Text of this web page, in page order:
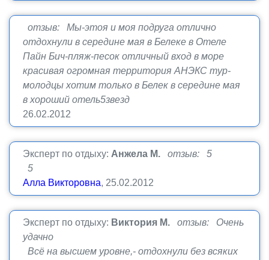
отзыв: Мы-этоя и моя подруга отлично
отдохнули в середине мая в Белеке в Отеле
Пайн Бич-пляж-песок отличный вход в море
красивая огромная территория АНЭКС тур-
молодцы хотим только в Белек в середине мая
в хороший отель5звезд
26.02.2012
Эксперт по отдыху: Анжела М.
отзыв: 5
5
Алла Викторовна, 25.02.2012
Эксперт по отдыху: Виктория М.
отзыв: Очень
удачно
Всё на высшем уровне,- отдохнули без всяких